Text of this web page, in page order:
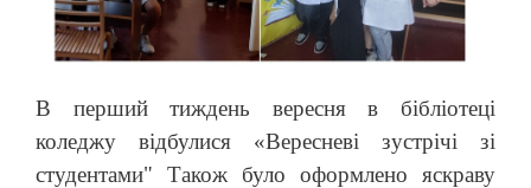
В перший тиждень вересня в бібліотеці
коледжу відбулися «Вересневі зустрічі зі
студентами" Також було оформлено яскраву